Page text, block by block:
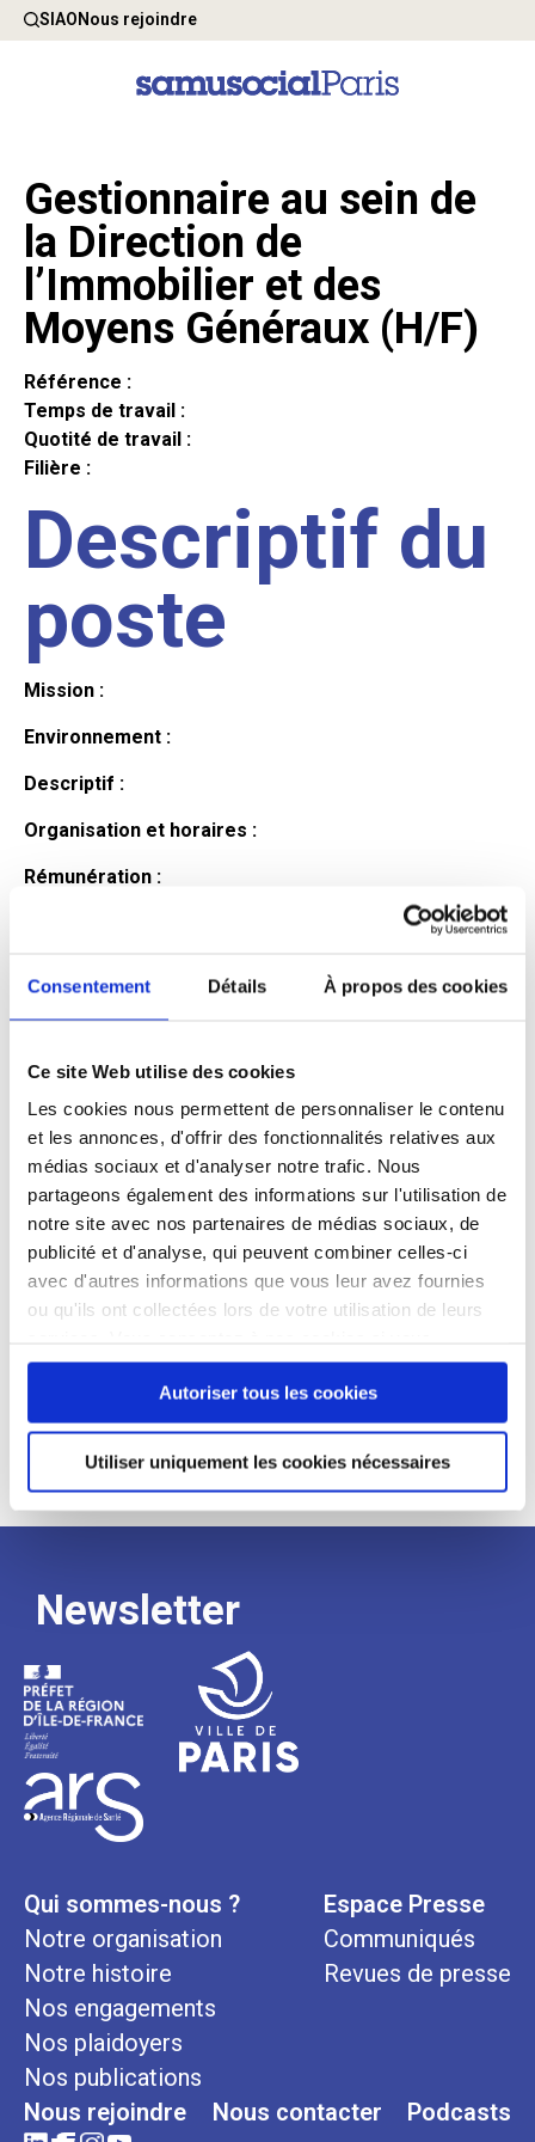
Consentement Détails À propos des cookies
Ce site Web utilise des cookies
Les cookies nous permettent de personnaliser le contenu
et les annonces, d'offrir des fonctionnalités relatives aux
médias sociaux et d'analyser notre trafic. Nous
partageons également des informations sur l'utilisation de
notre site avec nos partenaires de médias sociaux, de
publicité et d'analyse, qui peuvent combiner celles-ci
avec d'autres informations que vous leur avez fournies
ou qu'ils ont collectées lors de votre utilisation de leurs
continuez à utiliser notre site Web.
Autoriser tous les cookies
Utiliser uniquement les cookies nécessaires
SIAONous rejoindre
Gestionnaire au sein de
la Direction de
l’Immobilier et des
Moyens Généraux (H/F)
Référence :
Temps de travail :
Quotité de travail :
Filière :
Descriptif du
poste
Mission :
Environnement :
Descriptif :
Organisation et horaires :
Rémunération :
Profil du
candidat
Qualifications et diplômes :
Profil recherché :
Processus
de
recrutement
Newsletter
Qui sommes-nous ?
Notre organisation
Notre histoire
Nos engagements
Nos plaidoyers
Nos publications
Espace Presse
Communiqués
Revues de presse
Nous rejoindre Nous contacter Podcasts